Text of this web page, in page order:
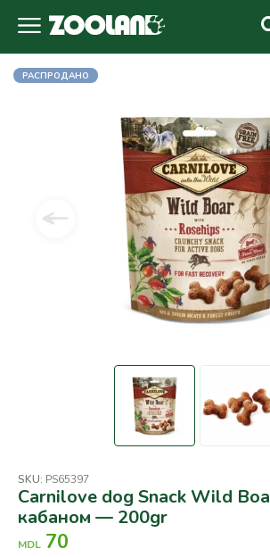
РАСПРОДАНО
SKU: PS65397
Carnilove dog Snack Wild
кабаном — 200gr
MDL 70